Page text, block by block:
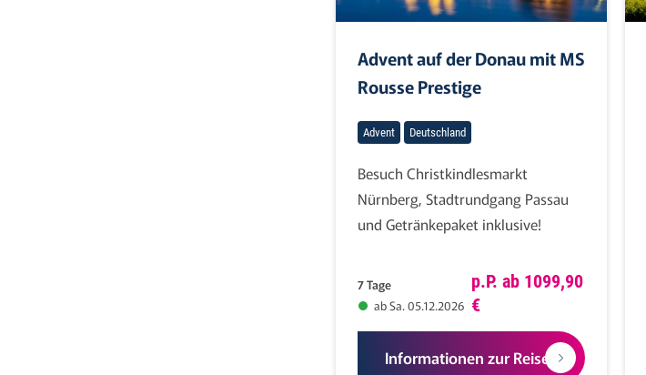
Advent auf der Donau mit MS
Rousse Prestige
Advent Deutschland
Besuch Christkindlesmarkt
Nürnberg, Stadtrundgang Passau
und Getränkepaket inklusive!
7 Tage
ab Sa. 05.12.2026
p.P. ab 1099,90
€
Informationen zur Reise